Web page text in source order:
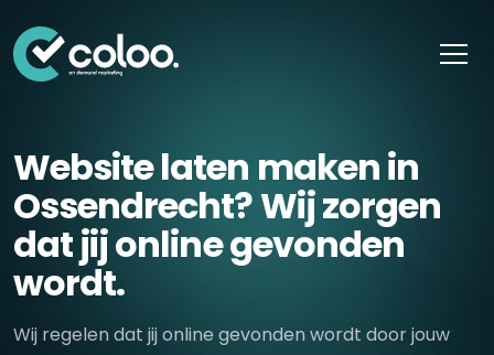
Website laten maken in
Ossendrecht? Wij zorgen
dat jij online gevonden
wordt.
Wij regelen dat jij online gevonden wordt door jouw